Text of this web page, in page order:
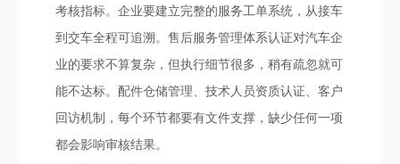
考核指标。企业要建立完整的服务工单系统，从接车
到交车全程可追溯。售后服务管理体系认证对汽车企
业的要求不算复杂，但执行细节很多，稍有疏忽就可
能不达标。配件仓储管理、技术人员资质认证、客户
回访机制，每个环节都要有文件支撑，缺少任何一项
都会影响审核结果。